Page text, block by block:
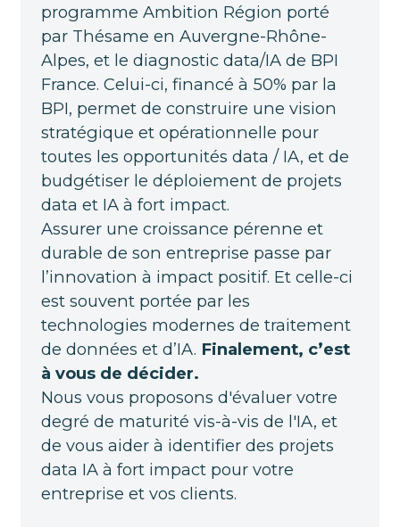
programme Ambition Région porté
par Thésame en Auvergne-Rhône-
Alpes, et le diagnostic data/IA de BPI
France. Celui-ci, financé à 50% par la
BPI, permet de construire une vision
stratégique et opérationnelle pour
toutes les opportunités data / IA, et de
budgétiser le déploiement de projets
data et IA à fort impact.
Assurer une croissance pérenne et
durable de son entreprise passe par
l’innovation à impact positif. Et celle-ci
est souvent portée par les
technologies modernes de traitement
de données et d’IA. Finalement, c’est
à vous de décider.
Nous vous proposons d'évaluer votre
degré de maturité vis-à-vis de l'IA, et
de vous aider à identifier des projets
data IA à fort impact pour votre
entreprise et vos clients.